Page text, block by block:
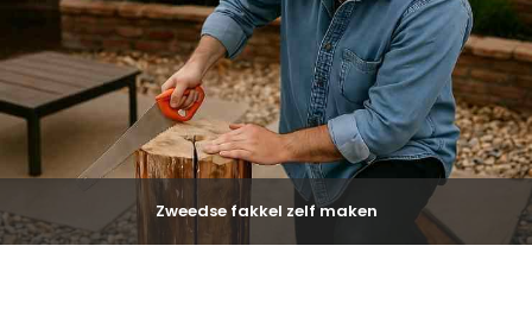
Zweedse fakkel zelf maken